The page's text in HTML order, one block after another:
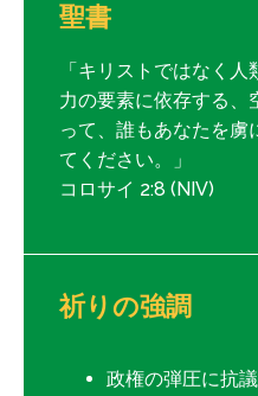
聖書
「キリストではなく
力の要素に依存する、
って、誰もあなたを虜
てください。」
コロサイ 2:8 (NIV)
祈りの強調
政権の弾圧に抗